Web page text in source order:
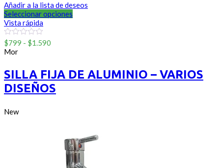
Añadir a la lista de deseos
Seleccionar opciones
Vista rápida
0
out
of
$799 - $1.590
desde
$799
hasta
$1.590
Mor
SILLA FIJA DE ALUMINIO – VARIOS
DISEÑOS
New